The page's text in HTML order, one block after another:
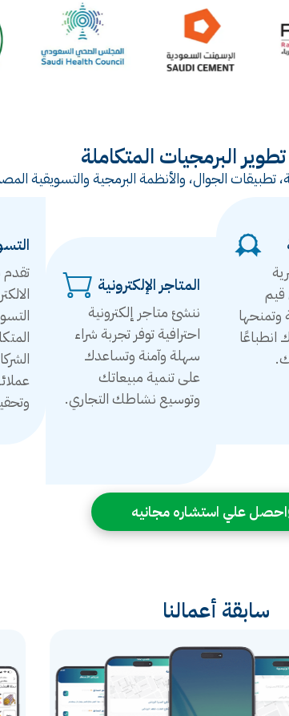
البرمجيات المتكاملة
تطبيقات الجوال، والأنظمة البرمجية
وتمنحها
انطباعًا
المتاجر الإلكترونية
ننشئ متاجر إلكترونية
احترافية توفر تجربة شراء
سهلة وآمنة وتساعدك
على تنمية مبيعاتك
وتوسيع نشاطك التجاري.
احصل علي استشاره مجانيه
سابقة أعمالنا